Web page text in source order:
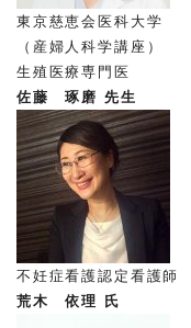
東京慈恵会医科大学
（産婦人科学講座）
生殖医療専門医
佐藤 琢磨 先生
不妊症看護認定看護師
荒木 依理 氏